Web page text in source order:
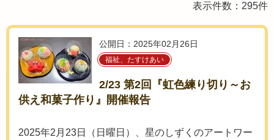
表示件数：295件
公開日：2025年02月26日
福祉、たすけあい
2/23 第2回『虹色練り切り～お
供え和菓子作り』開催報告
2025年2月23日（日曜日）、星のしずくのアートワー